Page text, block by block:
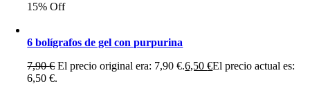
15% Off
6 bolígrafos de gel con purpurina
7,90€ El precio original era: 7,90 €.6,50€El precio actual es:
6,50 €.